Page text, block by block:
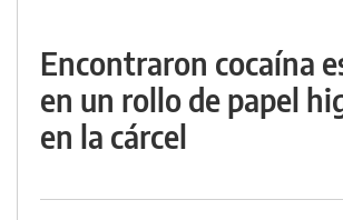
Encontraron cocaína
en un rollo de papel
en la cárcel